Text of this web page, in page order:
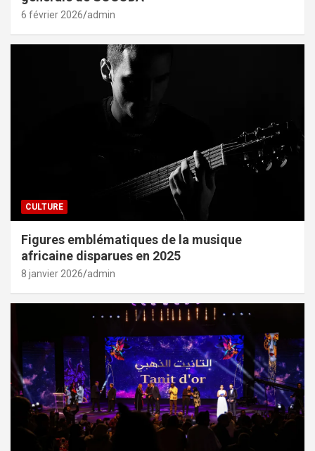
6 février 2026 admin
CULTURE
Figures emblématiques de la musique
africaine disparues en 2025
8 janvier 2026 admin